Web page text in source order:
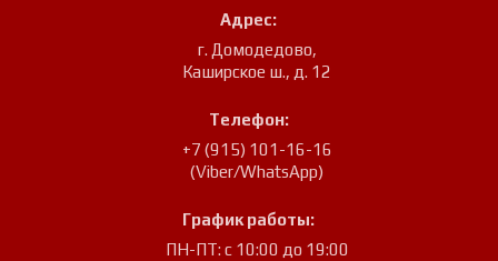
Адрес:
г. Домодедово,
Каширское ш., д. 12
Телефон:
+7 (915) 101-16-16
(Viber/WhatsApp)
График работы:
ПН-ПТ: с 10:00 до 19:00